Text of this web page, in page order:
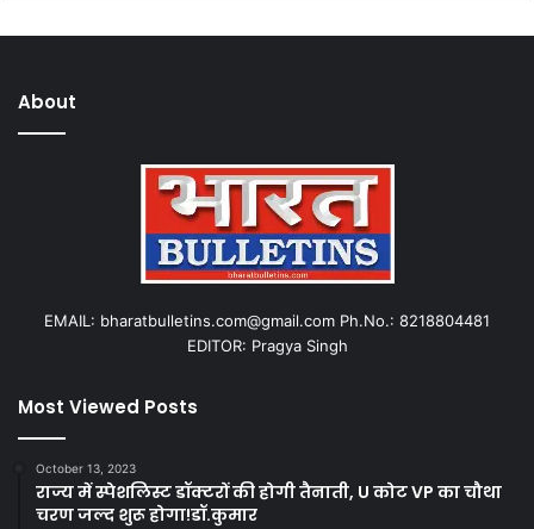
About
EMAIL: bharatbulletins.com@gmail.com Ph.No.: 8218804481
EDITOR: Pragya Singh
Most Viewed Posts
October 13, 2023
राज्य में स्पेशलिस्ट डॉक्टरों की होगी तैनाती, U कोट VP का चौथा
चरण जल्द शुरू होगा!डॉ.कुमार